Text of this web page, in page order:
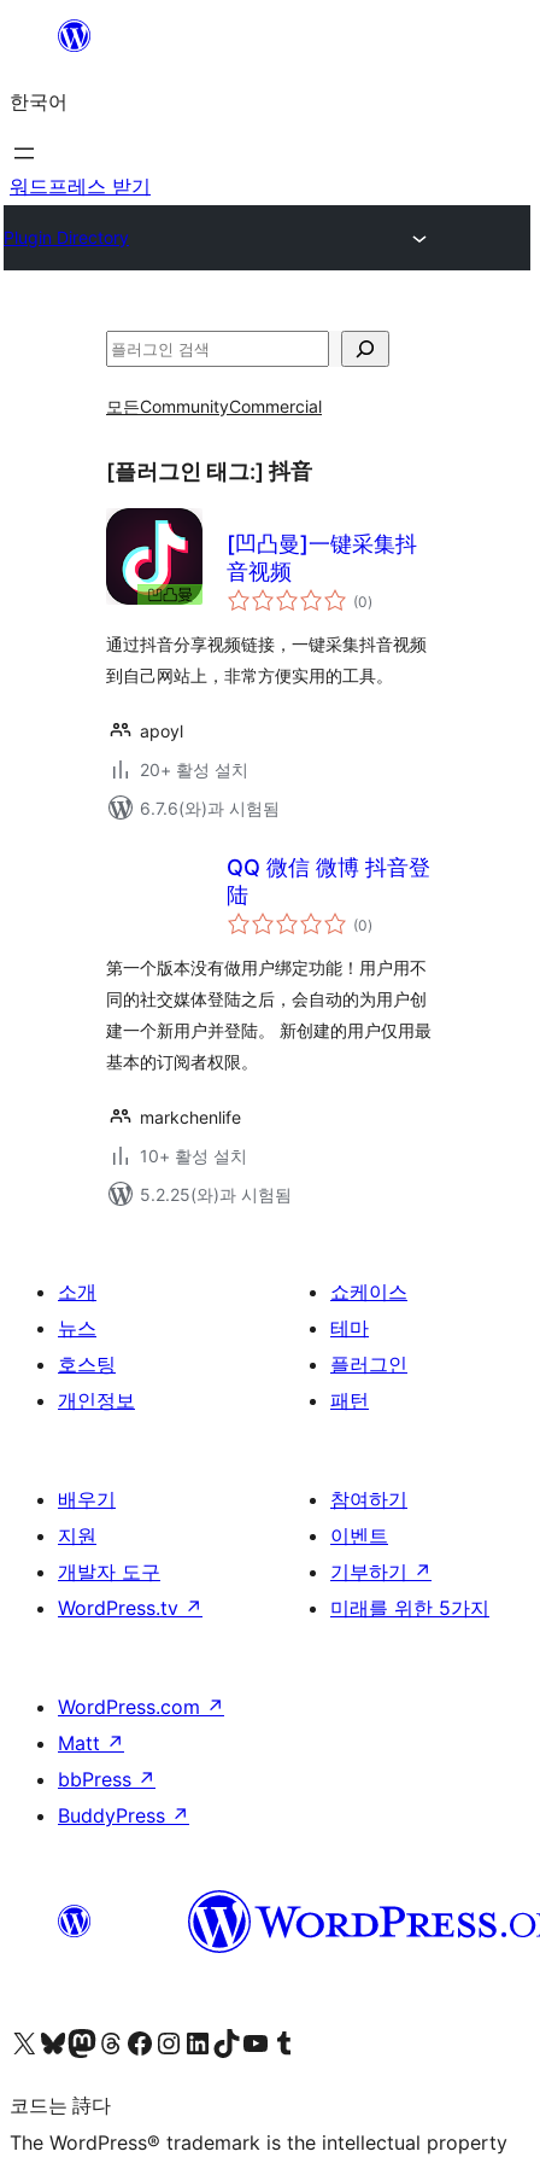
츠
로
바
가
한국어
워드프레스 받기
Plugin Directory
검
모든CommunityCommercial
[플러그인 태그:]抖音
[凹凸曼]一键采集抖
音视频
(0전
체
점
)
通过抖音分享视频链接，一键采集抖音视频
到自己网站上，非常方便实用的工具。
apoyl
20+ 활성 설치
6.7.6(와)과 시험됨
QQ 微信 微博 抖音登
陆
(0전
체
점
)
第一个版本没有做用户绑定功能！用户用不
同的社交媒体登陆之后，会自动的为用户创
建一个新用户并登陆。 新创建的用户仅用最
基本的订阅者权限。
markchenlife
10+ 활성 설치
5.2.25(와)과 시험됨
소개
뉴스
호스팅
개인정보
쇼케이스
테마
플러그인
패턴
배우기
지원
개발자 도구
WordPress.tv ↗
참여하기
이벤트
기부하기 ↗
미래를 위한 5가지
WordPress.com ↗
Matt ↗
bbPress ↗
BuddyPress ↗
X(이전 트위터) 계정 방문하기블루스카이 계정 방문하기마스토돈 계정 방문하기스레드 계정 방문하기 페이스북 페이지 방문하기인스타그램 계정 방문하기 LinkedIn 계정 방문하기틱톡 계정 방문하기유튜브 채널 방문하기 텀블러 계정 방문하기
코드는 詩다
The WordPress® trademark is the intellectual property